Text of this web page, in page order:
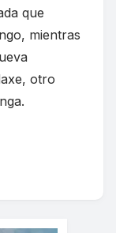
que
mientras
otro